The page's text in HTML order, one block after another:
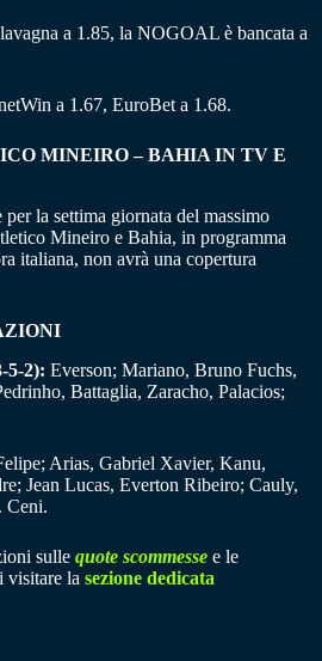
a 1.85, la NOGOAL è bancata a
a 1.67, EuroBet a 1.68.
MINEIRO – BAHIA IN TV E
la settima giornata del massimo
Mineiro e Bahia, in programma
italiana, non avrà una copertura
2): Everson; Mariano, Bruno Fuchs,
Battaglia, Zaracho, Palacios;
Arias, Gabriel Xavier, Kanu,
Jean Lucas, Everton Ribeiro; Cauly,
Ceni.
sulle quote scommesse e le
visitare la sezione dedicata